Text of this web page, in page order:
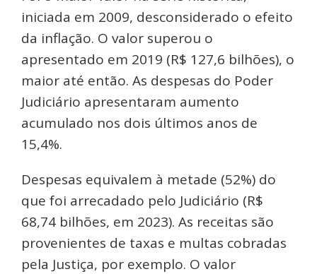
iniciada em 2009, desconsiderado o efeito
da inflação. O valor superou o
apresentado em 2019 (R$ 127,6 bilhões), o
maior até então. As despesas do Poder
Judiciário apresentaram aumento
acumulado nos dois últimos anos de
15,4%.
Despesas equivalem à metade (52%) do
que foi arrecadado pelo Judiciário (R$
68,74 bilhões, em 2023). As receitas são
provenientes de taxas e multas cobradas
pela Justiça, por exemplo. O valor